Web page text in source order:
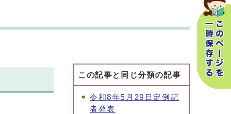
この記事と同じ分類の記事
令和8年5月29日定例記
者発表